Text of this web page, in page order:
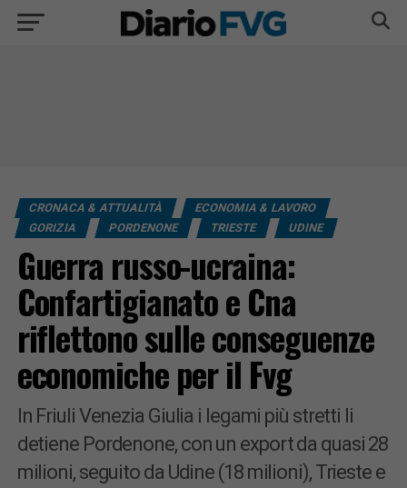
CRONACA & ATTUALITÀ
ECONOMIA & LAVORO
GORIZIA
PORDENONE TRIESTE UDINE
Guerra russo-ucraina:
Confartigianato e Cna
riflettono sulle conseguenze
economiche per il Fvg
In Friuli Venezia Giulia i legami più stretti li
detiene Pordenone, con un export da quasi 28
milioni, seguito da Udine (18 milioni), Trieste e